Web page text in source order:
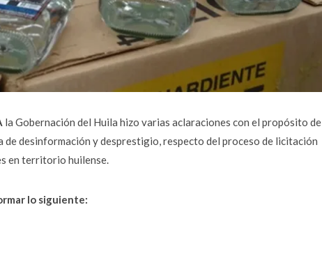
la Gobernación del Huila hizo varias aclaraciones con el propósito de
de desinformación y desprestigio, respecto del proceso de licitación
en territorio huilense.
lo siguiente: